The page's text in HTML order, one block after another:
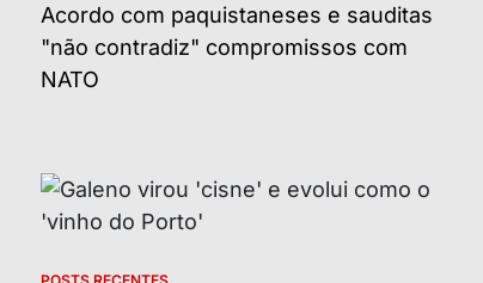
Acordo com paquistaneses e sauditas
"não contradiz" compromissos com
NATO